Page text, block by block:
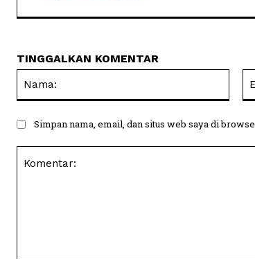
TINGGALKAN KOMENTAR
Simpan nama, email, dan situs web saya di